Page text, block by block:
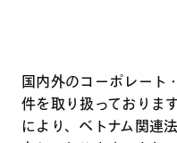
国内外のコーポレート
件を取り扱っておりま
により、ベトナム関連